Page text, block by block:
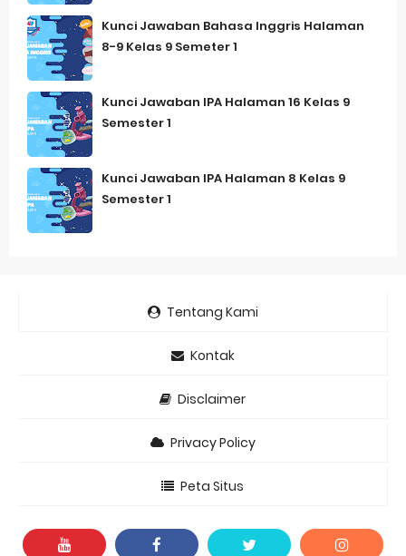
Kunci Jawaban Bahasa Inggris Halaman
8-9 Kelas 9 Semeter 1
Kunci Jawaban IPA Halaman 16 Kelas 9
Semester 1
Kunci Jawaban IPA Halaman 8 Kelas 9
Semester 1
Tentang Kami
Kontak
Disclaimer
Privacy Policy
Peta Situs